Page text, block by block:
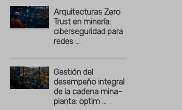
Arquitecturas Zero
Trust en minería:
ciberseguridad para
redes ...
Gestión del
desempeño integral
de la cadena mina-
planta: optim ...